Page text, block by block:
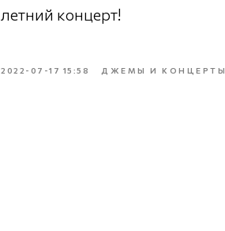
летний концерт!
2022-07-17 15:58 ДЖЕМЫ И КОНЦЕРТЫ